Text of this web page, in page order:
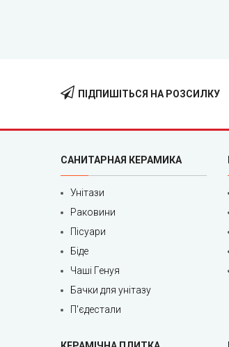
ПІДПИШІТЬСЯ НА РОЗСИЛКУ
САНИТАРНАЯ КЕРАМИКА
Унітази
Раковини
Пісуари
Біде
Чаші Генуя
Бачки для унітазу
П'єдестали